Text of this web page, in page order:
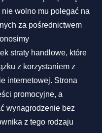
wolno mu polegać na
za pośrednictwem
straty handlowe, które
z korzystaniem z
internetowej. Strona
promocyjne, a
wynagrodzenie bez
z tego rodzaju